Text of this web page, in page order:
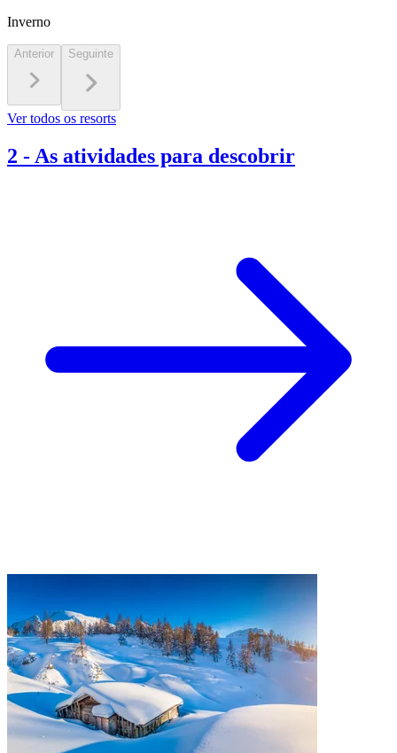
Inverno
Anterior Seguinte
Ver todos os resorts
2 - As atividades para descobrir